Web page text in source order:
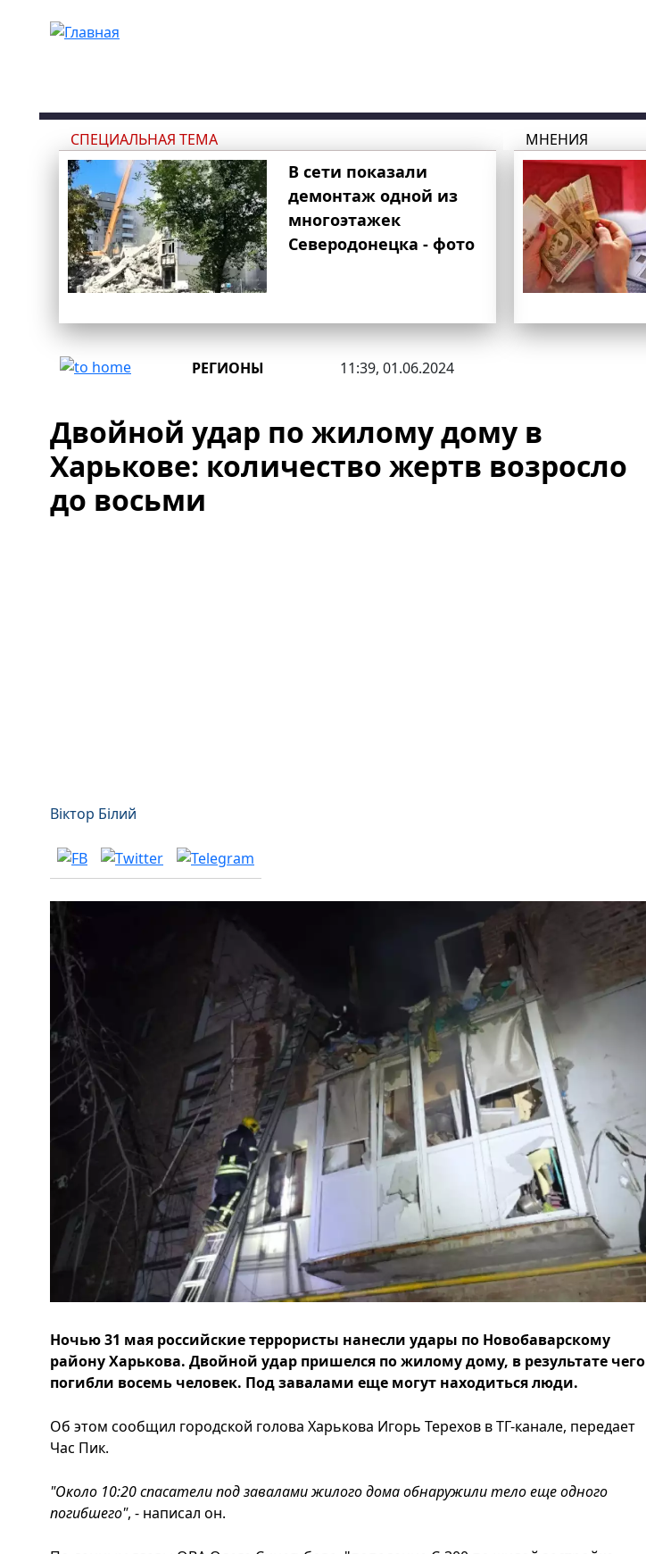
СПЕЦИАЛЬНАЯ ТЕМА
В сети показали
демонтаж одной из
многоэтажек
Северодонецка - фото
МНЕНИЯ
РЕГИОНЫ 11:39, 01.06.2024
Двойной удар по жилому дому в
Харькове: количество жертв возросло
до восьми
Віктор Білий
Ночью 31 мая российские террористы нанесли удары по Новобаварскому
району Харькова. Двойной удар пришелся по жилому дому, в результате чего
погибли восемь человек. Под завалами еще могут находиться люди.
Об этом сообщил городской голова Харькова Игорь Терехов в ТГ-канале, передает
Час Пик.
"Около 10:20 спасатели под завалами жилого дома обнаружили тело еще одного
погибшего", - написал он.